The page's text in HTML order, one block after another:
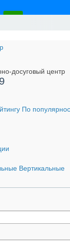
досуговый центр
По
Вертикальные